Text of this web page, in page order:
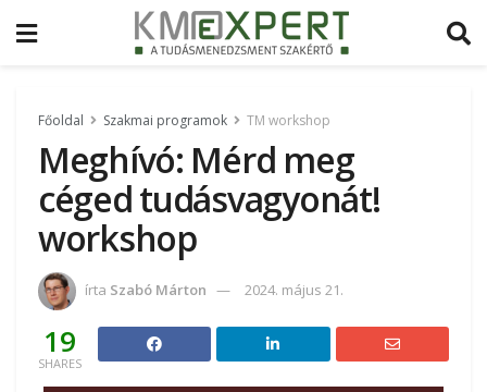
Főoldal Szakmai programok TM workshop
Meghívó: Mérd meg
céged tudásvagyonát!
workshop
írta Szabó Márton 2024. május 21.
19
SHARES